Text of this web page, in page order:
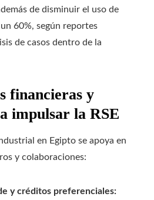
de disminuir el uso de
60%, según reportes
de casos dentro de la
financieras y
impulsar la RSE
en Egipto se apoya en
y colaboraciones:
y créditos preferenciales: